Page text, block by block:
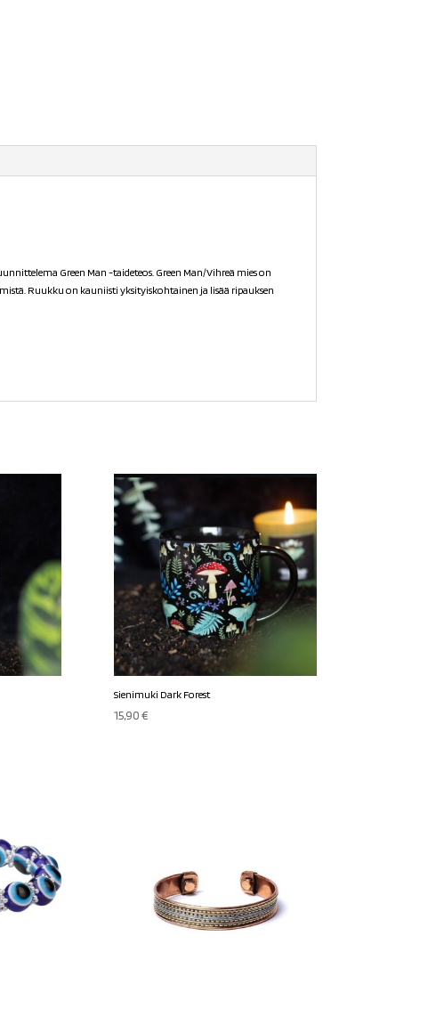
Green Man -taideteos. Green Man/Vihreä mies on
Ruukku on kauniisti yksityiskohtainen ja lisää ripauksen
Sienimuki Dark Forest
15,90€